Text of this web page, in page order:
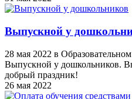
Выпускной у
28 мая 2022 в
Выпускной у дошкольников.
добрый праздник!
26 мая 2022